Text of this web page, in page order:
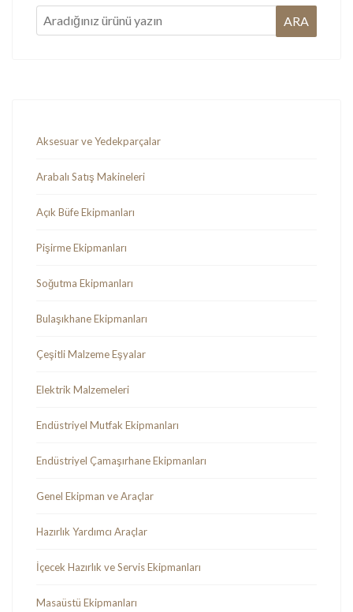
Aksesuar ve Yedekparçalar
Arabalı Satış Makineleri
Açık Büfe Ekipmanları
Pişirme Ekipmanları
Soğutma Ekipmanları
Bulaşıkhane Ekipmanları
Çeşitli Malzeme Eşyalar
Elektrik Malzemeleri
Endüstriyel Mutfak Ekipmanları
Endüstriyel Çamaşırhane Ekipmanları
Genel Ekipman ve Araçlar
Hazırlık Yardımcı Araçlar
İçecek Hazırlık ve Servis Ekipmanları
Masaüstü Ekipmanları